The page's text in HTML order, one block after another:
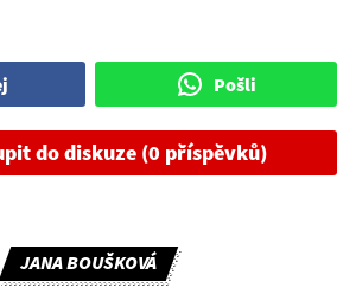
Pošli
do diskuze (0 příspěvků)
JANA BOUŠKOVÁ